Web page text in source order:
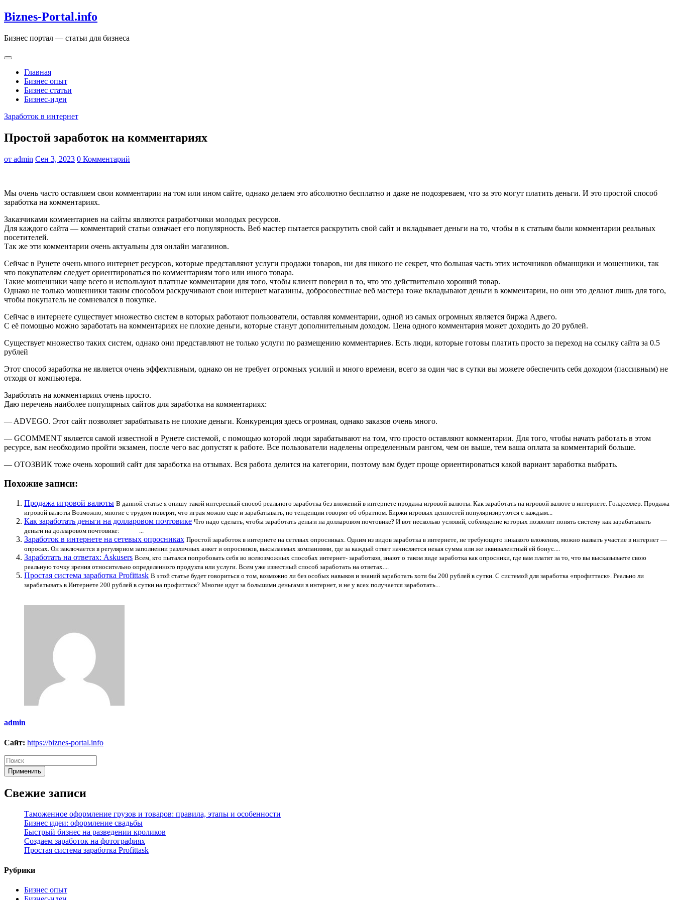
Перейти
к
Biznes-Portal.info
Бизнес портал — статьи для бизнеса
Главная
Бизнес опыт
Бизнес статьи
Бизнес-идеи
Заработок в интернет
Простой заработок на комментариях
от admin Сен 3, 2023 0 Комментарий
Мы очень часто оставляем свои комментарии на том или ином сайте, однако делаем это абсолютно бесплатно и даже не подозреваем, что за это могут платить деньги. И это простой способ
заработка на комментариях.
Заказчиками комментариев на сайты являются разработчики молодых ресурсов.
Для каждого сайта — комментарий статьи означает его популярность. Веб мастер пытается раскрутить свой сайт и вкладывает деньги на то, чтобы в к статьям были комментарии реальных
посетителей.
Так же эти комментарии очень актуальны для онлайн магазинов.
Сейчас в Рунете очень много интернет ресурсов, которые представляют услуги продажи товаров, ни для никого не секрет, что большая часть этих источников обманщики и мошенники, так
что покупателям следует ориентироваться по комментариям того или иного товара.
Такие мошенники чаще всего и используют платные комментарии для того, чтобы клиент поверил в то, что это действительно хороший товар.
Однако не только мошенники таким способом раскручивают свои интернет магазины, добросовестные веб мастера тоже вкладывают деньги в комментарии, но они это делают лишь для того,
чтобы покупатель не сомневался в покупке.
Сейчас в интернете существует множество систем в которых работают пользователи, оставляя комментарии, одной из самых огромных является биржа Адвего.
С её помощью можно заработать на комментариях не плохие деньги, которые станут дополнительным доходом. Цена одного комментария может доходить до 20 рублей.
Существует множество таких систем, однако они представляют не только услуги по размещению комментариев. Есть люди, которые готовы платить просто за переход на ссылку сайта за 0.5
рублей
Этот способ заработка не является очень эффективным, однако он не требует огромных усилий и много времени, всего за один час в сутки вы можете обеспечить себя доходом (пассивным) не
отходя от компьютера.
Заработать на комментариях очень просто.
Даю перечень наиболее популярных сайтов для заработка на комментариях:
— ADVEGO. Этот сайт позволяет зарабатывать не плохие деньги. Конкуренция здесь огромная, однако заказов очень много.
— GCOMMENT является самой известной в Рунете системой, с помощью которой люди зарабатывают на том, что просто оставляют комментарии. Для того, чтобы начать работать в этом
ресурсе, вам необходимо пройти экзамен, после чего вас допустят к работе. Все пользователи наделены определенным рангом, чем он выше, тем ваша оплата за комментарий больше.
— ОТОЗВИК тоже очень хороший сайт для заработка на отзывах. Вся работа делится на категории, поэтому вам будет проще ориентироваться какой вариант заработка выбрать.
Похожие записи:
Продажа игровой валюты В данной статье я опишу такой интересный способ реального заработка без вложений в интернете продажа игровой валюты. Как заработать на игровой валюте в интернете. Голдселлер. Продажа
игровой валюты Возможно, многие с трудом поверят, что играя можно еще и зарабатывать, но тенденции говорят об обратном. Биржи игровых ценностей популяризируются с каждым...
Как заработать деньги на долларовом почтовике Что надо сделать, чтобы заработать деньги на долларовом почтовике? И вот несколько условий, соблюдение которых позволит понять систему как зарабатывать
деньги на долларовом почтовике: ...
Заработок в интернете на сетевых опросниках Простой заработок в интернете на сетевых опросниках. Одним из видов заработка в интернете, не требующего никакого вложения, можно назвать участие в интернет —
опросах. Он заключается в регулярном заполнении различных анкет и опросников, высылаемых компаниями, где за каждый ответ начисляется некая сумма или же эквивалентный ей бонус....
Заработать на ответах: Askusers Всем, кто пытался попробовать себя во всевозможных способах интернет- заработков, знают о таком виде заработка как опросники, где вам платят за то, что вы высказываете свою
реальную точку зрения относительно определенного продукта или услуги. Всем уже известный способ заработать на ответах....
Простая система заработка Profittask В этой статье будет говориться о том, возможно ли без особых навыков и знаний заработать хотя бы 200 рублей в сутки. С системой для заработка «профиттаск». Реально ли
зарабатывать в Интернете 200 рублей в сутки на профиттаск? Многие идут за большими деньгами в интернет, и не у всех получается заработать...
admin
Сайт: https://biznes-portal.info
Применить
Свежие записи
Таможенное оформление грузов и товаров: правила, этапы и особенности
Бизнес идеи: оформление свадьбы
Быстрый бизнес на разведении кроликов
Создаем заработок на фотографиях
Простая система заработка Profittask
Рубрики
Бизнес опыт